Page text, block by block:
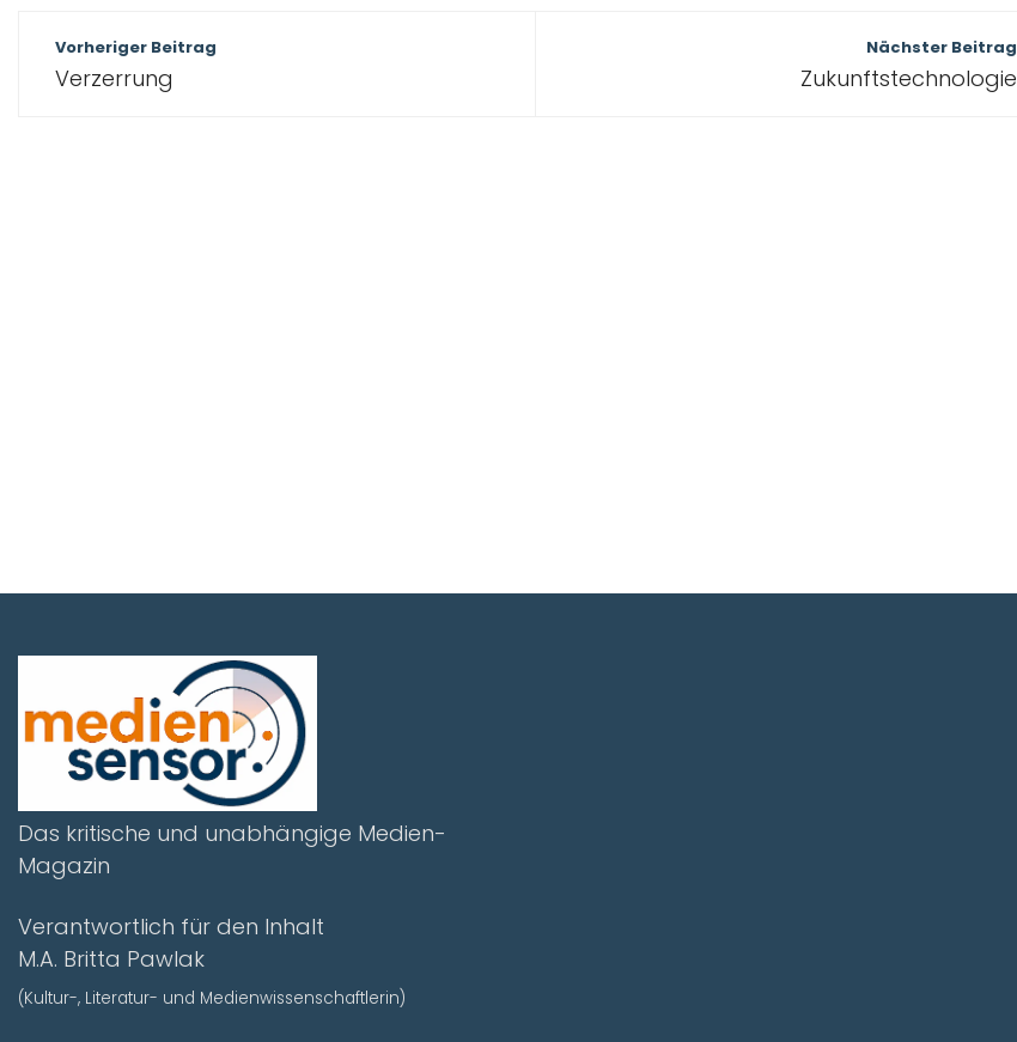
Beitragsnavigation
Vorheriger Beitrag
Verzerrung
Nächster Beitrag
Zukunftstechnologie
Das kritische und unabhängige Medien-
Magazin
Verantwortlich für den Inhalt
M.A. Britta Pawlak
(Kultur-, Literatur- und Medienwissenschaftlerin)